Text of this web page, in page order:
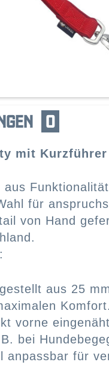
0
mit
für
von Hand
aus 25
Komfort.
vorne
bei
anpassbar für